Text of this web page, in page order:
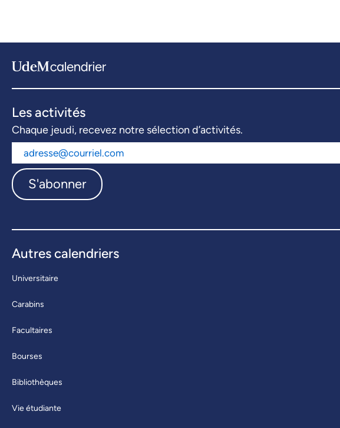
Les activités
Chaque jeudi, recevez notre sélection d’activités.
S'abonner
Autres calendriers
Universitaire
Carabins
Facultaires
Bourses
Bibliothèques
Vie étudiante